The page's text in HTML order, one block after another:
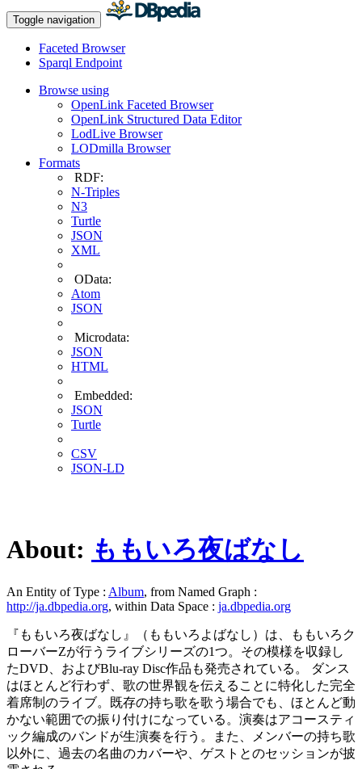
Toggle navigation
Faceted Browser
Sparql Endpoint
Browse using
OpenLink Faceted Browser
OpenLink Structured Data Editor
LodLive Browser
LODmilla Browser
Formats
RDF:
N-Triples
N3
Turtle
JSON
XML
OData:
Atom
JSON
Microdata:
JSON
HTML
Embedded:
JSON
Turtle
CSV
JSON-LD
About: ももいろ夜ばなし
An Entity of Type : Album, from Named Graph :
http://ja.dbpedia.org, within Data Space : ja.dbpedia.org
『ももいろ夜ばなし』（ももいろよばなし）は、ももいろク
ローバーZが行うライブシリーズの1つ。その模様を収録し
たDVD、およびBlu-ray Disc作品も発売されている。 ダンス
はほとんど行わず、歌の世界観を伝えることに特化した完全
着席制のライブ。既存の持ち歌を歌う場合でも、ほとんど動
かない範囲での振り付けになっている。演奏はアコースティ
ック編成のバンドが生演奏を行う。また、メンバーの持ち歌
以外に、過去の名曲のカバーや、ゲストとのセッションが披